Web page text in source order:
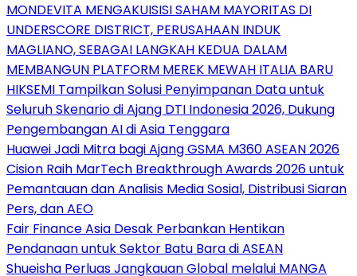
MONDEVITA MENGAKUISISI SAHAM MAYORITAS DI
UNDERSCORE DISTRICT, PERUSAHAAN INDUK
MAGLIANO, SEBAGAI LANGKAH KEDUA DALAM
MEMBANGUN PLATFORM MEREK MEWAH ITALIA BARU
HIKSEMI Tampilkan Solusi Penyimpanan Data untuk
Seluruh Skenario di Ajang DTI Indonesia 2026, Dukung
Pengembangan AI di Asia Tenggara
Huawei Jadi Mitra bagi Ajang GSMA M360 ASEAN 2026
Cision Raih MarTech Breakthrough Awards 2026 untuk
Pemantauan dan Analisis Media Sosial, Distribusi Siaran
Pers, dan AEO
Fair Finance Asia Desak Perbankan Hentikan
Pendanaan untuk Sektor Batu Bara di ASEAN
Shueisha Perluas Jangkauan Global melalui MANGA